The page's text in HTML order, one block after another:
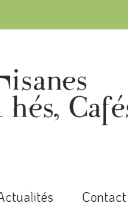
Contact